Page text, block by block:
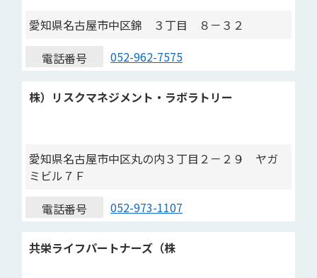
愛知県名古屋市中区錦 ３丁目 ８－３２
電話番号
052-962-7575
株）リスクマネジメント・ラボラトリー
愛知県名古屋市中区丸の内３丁目２－２９ ヤガ
ミビル７Ｆ
電話番号
052-973-1107
共栄ライフパートナーズ（株